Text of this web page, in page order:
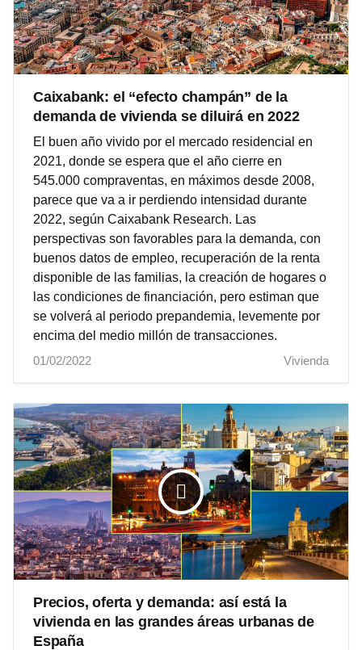
Caixabank: el “efecto champán” de la
demanda de vivienda se diluirá en 2022
El buen año vivido por el mercado residencial en
2021, donde se espera que el año cierre en
545.000 compraventas, en máximos desde 2008,
parece que va a ir perdiendo intensidad durante
2022, según Caixabank Research. Las
perspectivas son favorables para la demanda, con
buenos datos de empleo, recuperación de la renta
disponible de las familias, la creación de hogares o
las condiciones de financiación, pero estiman que
se volverá al periodo prepandemia, levemente por
encima del medio millón de transacciones.
01/02/2022
Vivienda
Precios, oferta y demanda: así está la
vivienda en las grandes áreas urbanas de
España